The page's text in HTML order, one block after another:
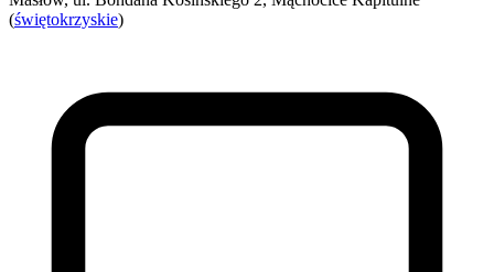
(świętokrzyskie)